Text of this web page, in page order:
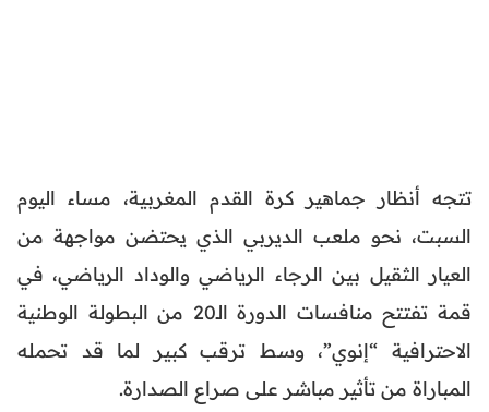
تتجه أنظار جماهير كرة القدم المغربية، مساء اليوم
السبت، نحو ملعب الديربي الذي يحتضن مواجهة من
العيار الثقيل بين الرجاء الرياضي والوداد الرياضي، في
قمة تفتتح منافسات الدورة الـ20 من البطولة الوطنية
الاحترافية “إنوي”، وسط ترقب كبير لما قد تحمله
المباراة من تأثير مباشر على صراع الصدارة.